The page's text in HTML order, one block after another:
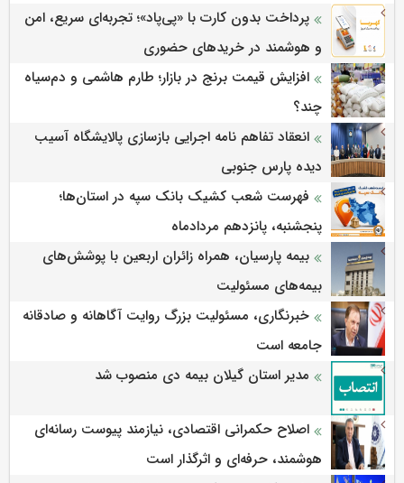
پرداخت بدون کارت با «پی‌پاد»؛ تجربه‌ای سریع، امن
و هوشمند در خریدهای حضوری
افزایش قیمت برنج در بازار؛ طارم هاشمی و دم‌سیاه
چند؟
انعقاد تفاهم نامه اجرایی بازسازی پالایشگاه آسیب
دیده پارس جنوبی
فهرست شعب کشیک بانک سپه در استان‌ها؛
پنجشنبه، پانزدهم مردادماه
بیمه پارسیان، همراه زائران اربعین با پوشش‌های
بیمه‌های مسئولیت
خبرنگاری، مسئولیت بزرگ روایت آگاهانه و صادقانه
جامعه است
مدیر استان گیلان بیمه دی منصوب شد
اصلاح حکمرانی اقتصادی، نیازمند پیوست رسانه‌ای
هوشمند، حرفه‌ای و اثرگذار است